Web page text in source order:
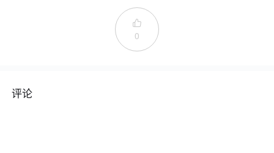

0
评论